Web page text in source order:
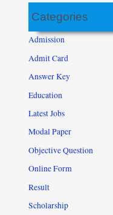
Categories
Admission
Admit Card
Answer Key
Education
Latest Jobs
Modal Paper
Objective Question
Online Form
Result
Scholarship